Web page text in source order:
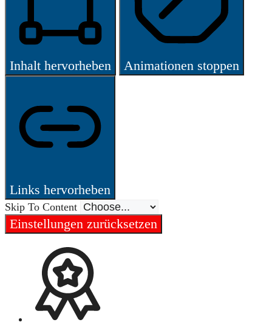
Inhalt hervorheben Animationen stoppen
Links hervorheben
Skip To Content
Einstellungen zurücksetzen